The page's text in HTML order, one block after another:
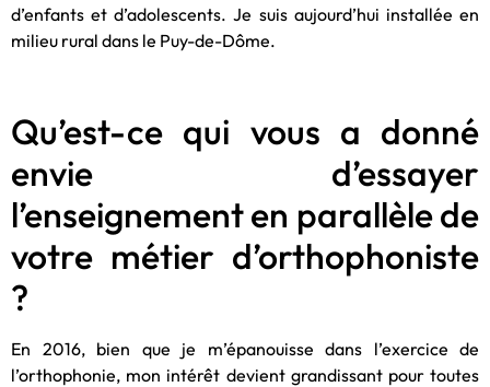
d’enfants et d’adolescents. Je suis aujourd’hui installée en
milieu rural dans le Puy-de-Dôme.
Qu’est-ce qui vous a donné
envie d’essayer
l’enseignement en parallèle de
votre métier d’orthophoniste
?
En 2016, bien que je m’épanouisse dans l’exercice de
l’orthophonie, mon intérêt devient grandissant pour toutes